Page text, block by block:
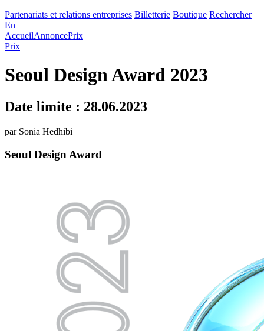
Partenariats et relations entreprises Billetterie Boutique Rechercher
En
AccueilAnnoncePrix
Prix
Seoul Design Award 2023
Date limite : 28.06.2023
par Sonia Hedhibi
Seoul Design Award